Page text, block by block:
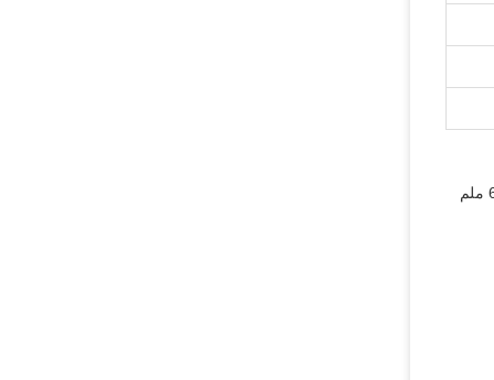
مثالية لتطبيقات مشغل الوسائط في المصعد والعلامات الرقمية وشاشات الإعلان في المصعد. تتميز بزاوية عرض 178 درجة ووقت استجابة 6 ملم